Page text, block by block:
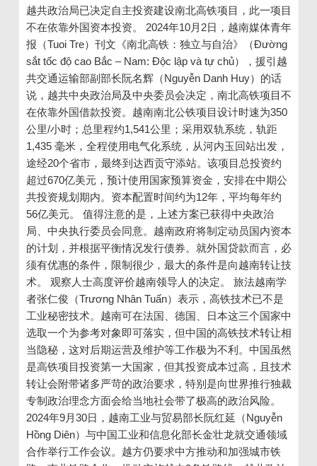
越共政治局已决定自主投资建设南北高铁项目，此一项目
不在依靠外国资本投资。 2024年10月2日，越南媒体青年
报（Tuoi Tre）刊文《南北高铁：独立与自治》（Đường
sắt tốc độ cao Bắc – Nam: Độc lập và tự chủ），援引越
共交通运输部副部长阮名辉（Nguyễn Danh Huy）的话
说，越共中央政治局及中央委员会决定，南北高铁项目不
在依靠外国借款投资。越南南北公铁项目设计时速为350
公里/小时；总里程约1,541公里；采用双轨系统，轨距
1,435 毫米，全程使用电气化系统，从河内玉回站出发，
途经20个省市，最终到达西贡守添站。该项目总投资约
超过670亿美元，预计使用国家预算资金，安排在中期公
共投资规划期内。资本配置时间约为12年，平均每年约
56亿美元。 值得注意的是，上述方案已获得中央政治
局、中央执行委员会同意。越南政府将制定动员国内资本
的计划，并根据平衡情况发行债券。就外国贷款而言，必
须有优惠的条件，限制很少，最大的条件是向越南转让技
术。 观察人士高度评价越南领导人的决定。 旅法越南学
者张仁俊（Trương Nhân Tuấn）表示，高铁技术已不是
工业秘密技术。越南可在法国、德国、日本这三个国家中
选取一个为参考对象即可落实，但中国的高铁技术转让相
当隐秘，这对后期运营及维护等工作极为不利。中国虽然
是高铁项目投资第一大国家，但其投资成本过高，且技术
转让会附带诸多严苛的政治要求，特别是向世界推行独裁
专制政治理念方面会给当地社会带了极高的政治风险。
2024年9月30日，越南工业与贸易部长阮红延（Nguyễn
Hồng Diên）与中国工业和信息化部长金壮龙就交通领域
合作举行工作会议。越方仍要求中方推动和加强城市铁